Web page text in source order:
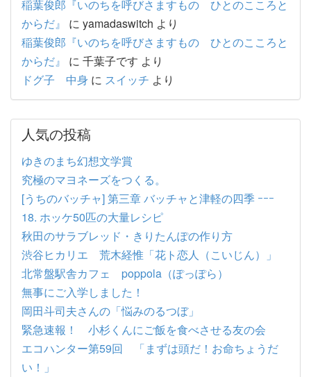
稲葉俊郎『いのちを呼びさますもの ひとのこころと
からだ』
に yamadaswitch より
稲葉俊郎『いのちを呼びさますもの ひとのこころと
からだ』
に 千葉子です より
ドグ子 中身 に スイッチ より
人気の投稿
ゆきのまち幻想文学賞
究極のマヨネーズをつくる。
[うちのバッチャ] 第三章 バッチャと津軽の四季 ｰｰｰ
18. ホッケ50匹の大量レシピ
秋田のサラブレッド・きりたんぽの作り方
渋谷ヒカリエ 荒木経惟「花ト恋人（こいじん）」
北常盤駅舎カフェ poppola（ぽっぽら）
無事にご入学しました！
岡田斗司夫さんの「悩みのるつぼ」
緊急速報！ 小杉くんにご飯を食べさせる友の会
エコハンター第59回 「まずは頭だ！お命ちょうだ
い！」